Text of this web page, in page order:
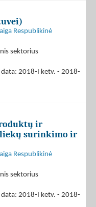
Respublikinė
sektorius
2018-I ketv. - 2018-
ir
surinkimo ir
Respublikinė
sektorius
2018-I ketv. - 2018-